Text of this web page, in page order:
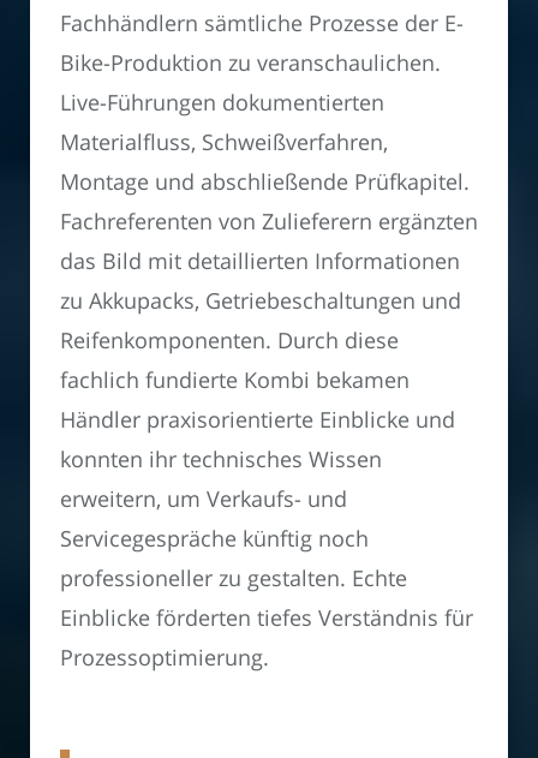
Fachhändlern sämtliche Prozesse der E-
Bike-Produktion zu veranschaulichen.
Live-Führungen dokumentierten
Materialfluss, Schweißverfahren,
Montage und abschließende Prüfkapitel.
Fachreferenten von Zulieferern ergänzten
das Bild mit detaillierten Informationen
zu Akkupacks, Getriebeschaltungen und
Reifenkomponenten. Durch diese
fachlich fundierte Kombi bekamen
Händler praxisorientierte Einblicke und
konnten ihr technisches Wissen
erweitern, um Verkaufs- und
Servicegespräche künftig noch
professioneller zu gestalten. Echte
Einblicke förderten tiefes Verständnis für
Prozessoptimierung.